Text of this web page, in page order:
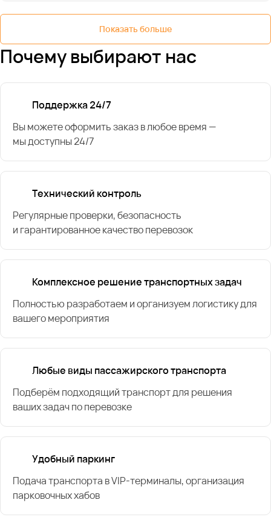
Показать больше
Почему выбирают нас
Поддержка 24/7
Вы можете оформить заказ в любое время —
мы доступны 24/7
Технический контроль
Регулярные проверки, безопасность
и гарантированное качество перевозок
Комплексное решение транспортных задач
Полностью разработаем и организуем логистику для
вашего мероприятия
Любые виды пассажирского транспорта
Подберём подходящий транспорт для решения
ваших задач по перевозке
Удобный паркинг
Подача транспорта в VIP-терминалы, организация
парковочных хабов